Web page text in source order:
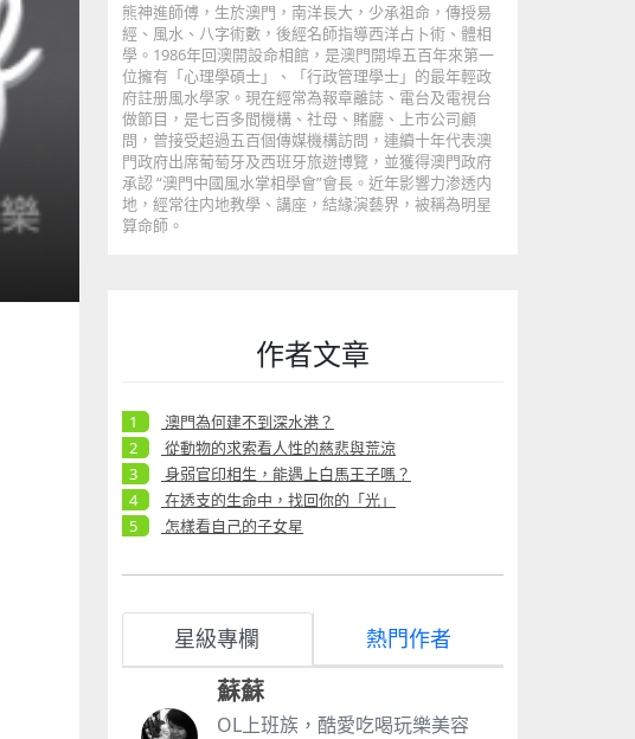
熊神進師傅，生於澳門，南洋長大，少承祖命，傳授易
經、風水、八字術數，後經名師指導西洋占卜術、體相
學。1986年回澳開設命相館，是澳門開埠五百年來第一
位擁有「心理學碩士」、「行政管理學士」的最年輕政
府註册風水學家。現在經常為報章離誌、電台及電視台
做節目，是七百多間機構、社母、賭廳、上市公司顧
問，曾接受超過五百個傳媒機構訪問，連續十年代表澳
門政府出席葡萄牙及西班牙旅遊博覽，並獲得澳門政府
承認 “澳門中國風水掌相學會”會長。近年影響力渗透内
地，經常往内地教學、講座，結緣演藝界，被稱為明星
算命師。
作者文章
澳門為何建不到深水港？
從動物的求索看人性的慈悲與荒涼
身弱官印相生，能遇上白馬王子嗎？
在透支的生命中，找回你的「光」
怎樣看自己的子女星
星級專欄 熱門作者
蘇蘇
OL上班族，酷愛吃喝玩樂美容